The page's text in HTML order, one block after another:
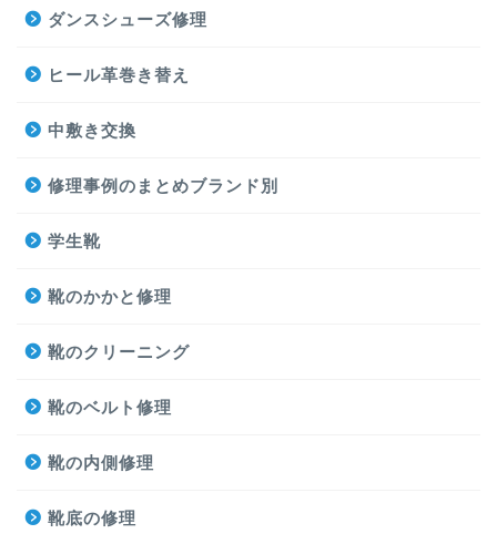
ダンスシューズ修理
ヒール革巻き替え
中敷き交換
修理事例のまとめブランド別
学生靴
靴のかかと修理
靴のクリーニング
靴のベルト修理
靴の内側修理
靴底の修理